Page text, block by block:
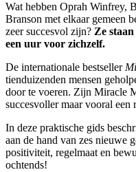
Wat hebben Oprah Winfrey,
Branson met elkaar gemeen
zeer succesvol zijn? Ze
een uur voor zichzelf.
De internationale bestseller
tienduizenden mensen
door te voeren. Zijn Miracle
succesvoller maar vooral
In deze praktische gids
aan de hand van zes nieuwe
positiviteit, regelmaat en
ochtends!